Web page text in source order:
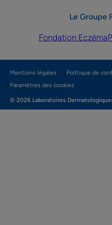
Le Groupe
Fondation Eczéma
Mentions légales
Politique de
Paramètres des cookies
© 2026 Laboratoires